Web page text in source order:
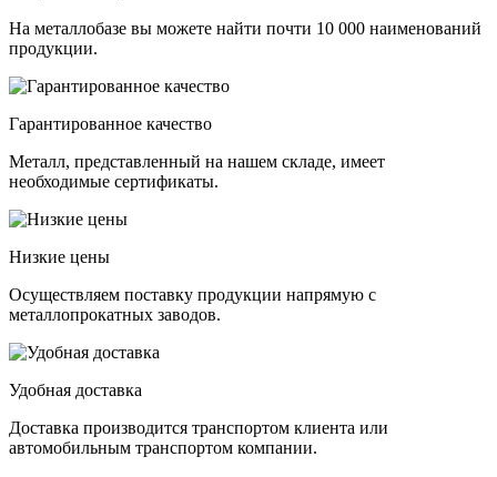
На металлобазе вы можете найти почти 10 000 наименований
продукции.
Гарантированное качество
Металл, представленный на нашем складе, имеет
необходимые сертификаты.
Низкие цены
Осуществляем поставку продукции напрямую с
металлопрокатных заводов.
Удобная доставка
Доставка производится транспортом клиента или
автомобильным транспортом компании.